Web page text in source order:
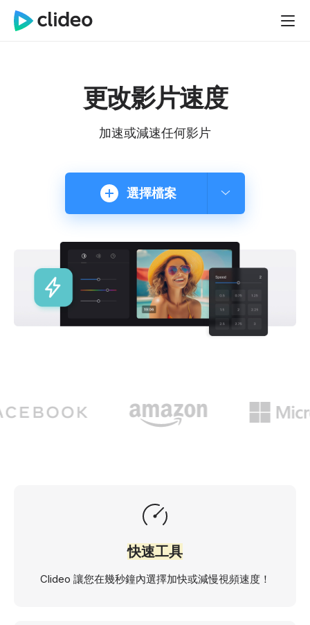
更改影片速度
加速或減速任何影片
選擇檔案
快速工具
Clideo 讓您在幾秒鐘內選擇加快或減慢視頻速度！